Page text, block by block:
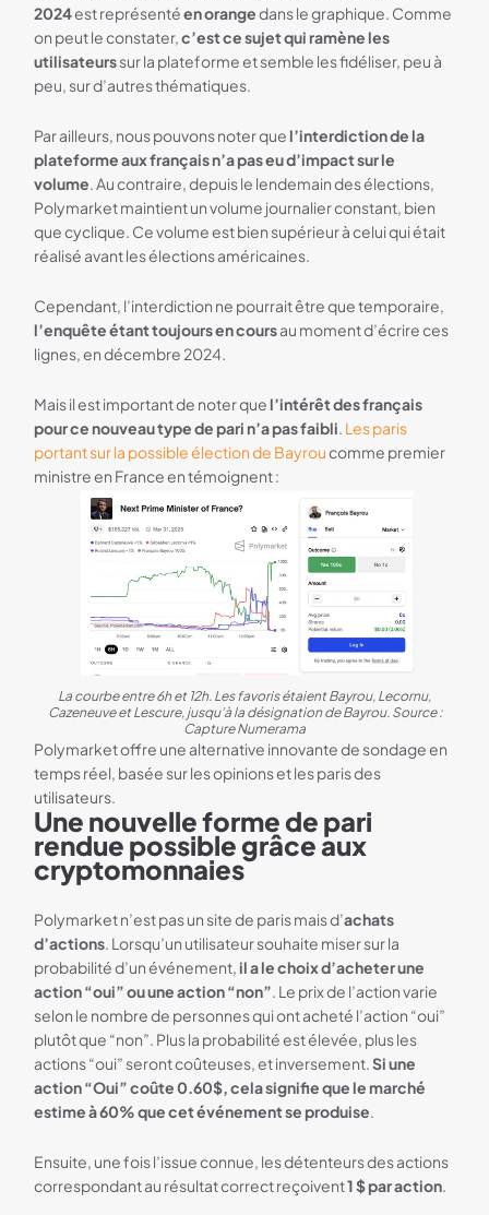
2024est représentéen orangedans le graphique. Comme
on peut le constater,c’est ce sujet qui ramène les
utilisateurssur la plateforme et semble les fidéliser, peu à
peu, sur d’autres thématiques.
Par ailleurs, nous pouvons noter que l’interdiction de la
plateforme aux français n’a pas eu d’impact sur le
volume. Au contraire, depuis le lendemain des élections,
Polymarket maintient un volume journalier constant, bien
que cyclique. Ce volume est bien supérieur à celui qui était
réalisé avant les élections américaines.
Cependant, l’interdiction ne pourrait être que temporaire,
l’enquête étant toujours en coursau moment d’écrire ces
lignes, en décembre 2024.
Mais il est important de noter que l’intérêt des français
pour ce nouveau type de pari n’a pas faibli. Les paris
portant sur la possible élection de Bayroucomme premier
ministre en France en témoignent :
La courbe entre 6h et 12h. Les favoris étaient Bayrou, Lecornu,
Cazeneuve et Lescure, jusqu’à la désignation de Bayrou. Source :
Capture Numerama
Polymarket offre une alternative innovante de sondage en
temps réel, basée sur les opinions et les paris des
utilisateurs.
Une nouvelle forme de pari
rendue possible grâce aux
cryptomonnaies
Polymarket n’est pas un site de paris mais d’achats
d’actions. Lorsqu’un utilisateur souhaite miser sur la
probabilité d’un événement, il a le choix d’acheter une
action “oui” ou une action “non”. Le prix de l’action varie
selon le nombre de personnes qui ont acheté l’action “oui”
plutôt que “non”. Plus la probabilité est élevée, plus les
actions “oui” seront coûteuses, et inversement.Si une
action “Oui” coûte 0.60$, cela signifie que le marché
estime à 60% que cet événement se produise.
Ensuite, une fois l’issue connue, les détenteurs des actions
correspondant au résultat correct reçoivent1 $ par action.